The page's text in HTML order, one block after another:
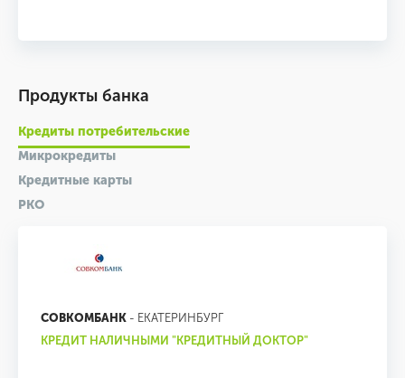
Продукты банка
Кредиты потребительские
Микрокредиты
Кредитные карты
РКО
СОВКОМБАНК - ЕКАТЕРИНБУРГ
КРЕДИТ НАЛИЧНЫМИ "КРЕДИТНЫЙ ДОКТОР"